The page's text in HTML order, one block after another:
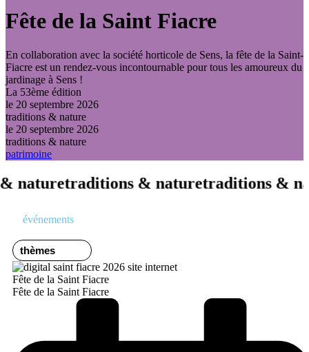
Fête de la Saint Fiacre
En collaboration avec la société horticole de Sens, la fête de la Saint-
Fiacre est un rendez-vous incontournable pour tous les amoureux du
jardinage à Sens !
La 53ème édition
le 20 septembre 2026
traditions & nature
le 20 septembre 2026
traditions & nature
patrimoine
traditions &
traditions & nature
& nature
événements
Fête de la Saint Fiacre
Fête de la Saint Fiacre